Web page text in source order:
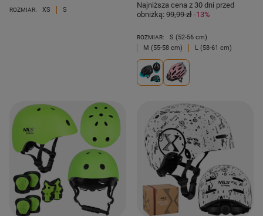
ROZMIAR: XS S
Najniższa cena z 30 dni przed
obniżką: 99,99 zł -13%
ROZMIAR:
S (52-56 cm)
M (55-58 cm)
L (58-61 cm)